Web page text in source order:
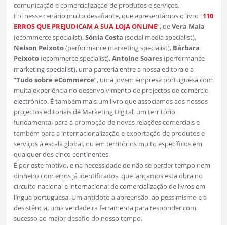
comunicação e comercialização de produtos e serviços.
Foi nesse cenário muito desafiante, que apresentámos o livro “110
ERROS QUE PREJUDICAM A SUA LOJA ONLINE”, deVera Maia
(ecommerce specialist),Sónia Costa (social media specialist),
Nelson Peixoto(performance marketing specialist), Bárbara
Peixoto(ecommerce specialist),Antoine Soares(performance
marketing specialist), uma parceria entre a nossa editora e a
“Tudo sobre eCommerce”, uma jovem empresa portuguesa com
muita experiência no desenvolvimento de projectos de comércio
electrónico. É também mais um livro que associamos aos nossos
projectos editoriais de Marketing Digital, um território
fundamental para a promoção de novas relações comerciais e
também para a internacionalização e exportação de produtos e
serviços à escala global, ou em territórios muito específicos em
qualquer dos cinco continentes.
É por este motivo, e na necessidade de não se perder tempo nem
dinheiro com erros já identificados, que lançamos esta obra no
circuito nacional e internacional de comercialização de livros em
língua portuguesa. Um antídoto à apreensão, ao pessimismo e à
desistência, uma verdadeira ferramenta para responder com
sucesso ao maior desafio do nosso tempo.